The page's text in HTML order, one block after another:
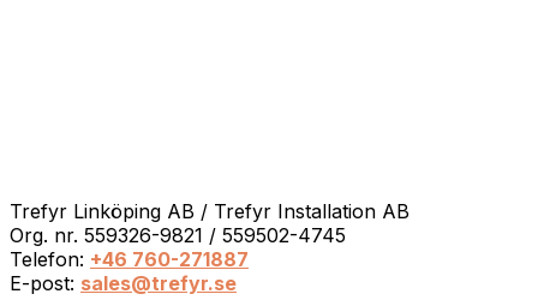
Trefyr Linköping AB / Trefyr Installation AB
Org. nr. 559326-9821 / 559502-4745
Telefon: +46 760-271887
E-post: sales@trefyr.se